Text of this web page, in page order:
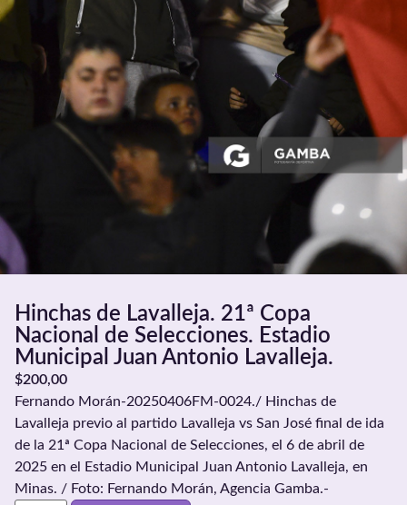
Hinchas de Lavalleja. 21ª Copa
Nacional de Selecciones. Estadio
Municipal Juan Antonio Lavalleja.
$200,00
Fernando Morán-20250406FM-0024./ Hinchas de
Lavalleja previo al partido Lavalleja vs San José final de ida
de la 21ª Copa Nacional de Selecciones, el 6 de abril de
2025 en el Estadio Municipal Juan Antonio Lavalleja, en
Minas. / Foto: Fernando Morán, Agencia Gamba.-